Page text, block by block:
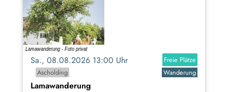
Sa., 08.08.2026 13:00 Uhr
Freie Plätze
Ascholding
Wanderung
Lamawanderung